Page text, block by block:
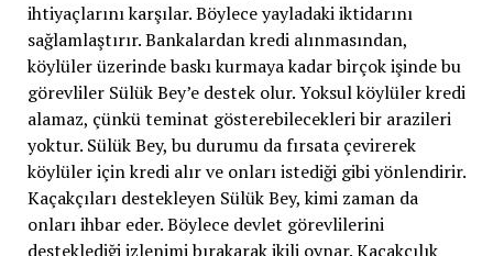
ihtiyaçlarını karşılar. Böylece yayladaki iktidarını
sağlamlaştırır. Bankalardan kredi alınmasından,
köylüler üzerinde baskı kurmaya kadar birçok işinde bu
görevliler Sülük Bey’e destek olur. Yoksul köylüler kredi
alamaz, çünkü teminat gösterebilecekleri bir arazileri
yoktur. Sülük Bey, bu durumu da fırsata çevirerek
köylüler için kredi alır ve onları istediği gibi yönlendirir.
Kaçakçıları destekleyen Sülük Bey, kimi zaman da
onları ihbar eder. Böylece devlet görevlilerini
desteklediği izlenimi bırakarak ikili oynar. Kaçakçılık